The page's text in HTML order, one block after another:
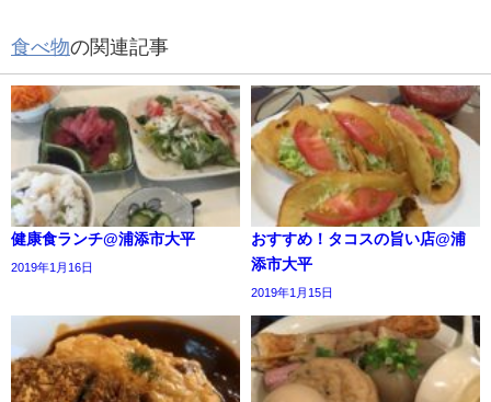
食べ物の関連記事
健康食ランチ@浦添市大平
2019年1月16日
おすすめ！タコスの旨い店@浦
添市大平
2019年1月15日